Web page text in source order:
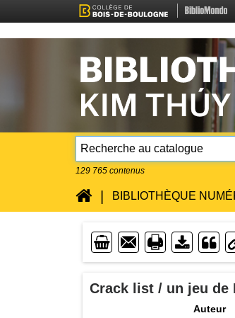
129 765 contenus
Accueil
BIBLIOTHÈQUE
Enveloppe
Crack list / un jeu de
Auteur